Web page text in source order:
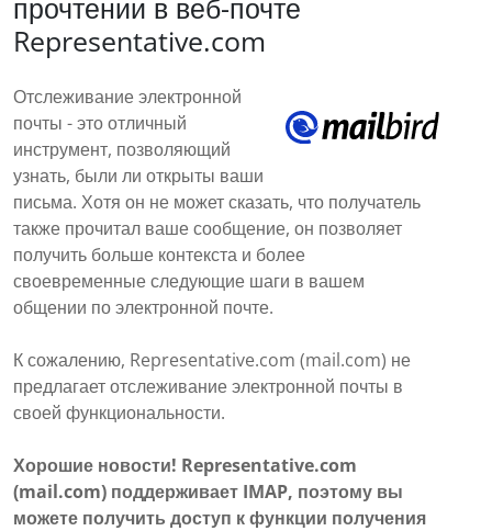
прочтении в веб-почте
Representative.com
Отслеживание электронной
почты - это отличный
инструмент, позволяющий
узнать, были ли открыты ваши
письма. Хотя он не может сказать, что получатель
также прочитал ваше сообщение, он позволяет
получить больше контекста и более
своевременные следующие шаги в вашем
общении по электронной почте.
К сожалению, Representative.com (mail.com) не
предлагает отслеживание электронной почты в
своей функциональности.
Хорошие новости! Representative.com
(mail.com) поддерживает IMAP, поэтому вы
можете получить доступ к функции получения